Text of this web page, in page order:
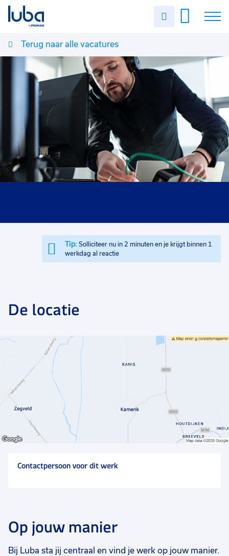
Uren
Vacatures
Over ons
Voor werkgevers
Contact
Terug naar alle vacatures
Tip: Solliciteer nu in 2 minuten en je krijgt binnen 1
werkdag al reactie
De locatie
Contactpersoon voor dit werk
Op jouw manier
Bij Luba sta jij centraal en vind je werk op jouw manier.